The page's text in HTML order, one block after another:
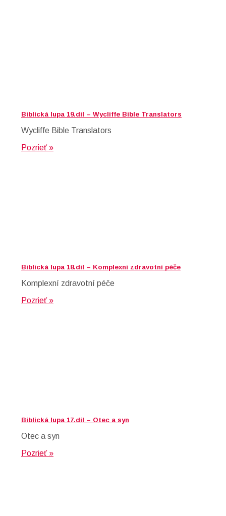
Biblická lupa 19.díl – Wycliffe Bible Translators
Wycliffe Bible Translators
Pozrieť »
Biblická lupa 18.díl – Komplexní zdravotní péče
Komplexní zdravotní péče
Pozrieť »
Biblická lupa 17.díl – Otec a syn
Otec a syn
Pozrieť »